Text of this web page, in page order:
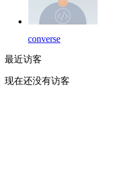
converse
最近访客
现在还没有访客